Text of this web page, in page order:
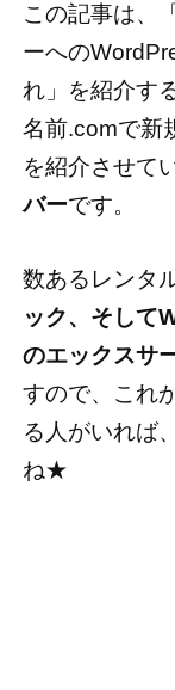
この記事は、
ーへの
れ」を紹介す
名前.comで新
を紹介させて
バーです。
数あるレンタ
ック、そして
のエックスサ
すので、これ
る人がいれば
ね★